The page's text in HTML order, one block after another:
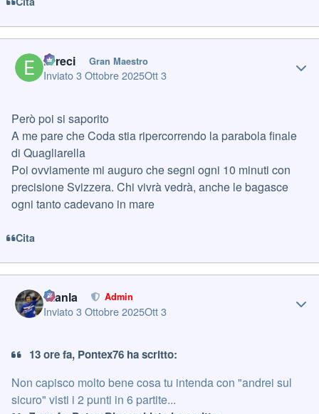
Erreci Gran Maestro
Inviato3 Ottobre 2025Ott 3
Però poi si saporito
A me pare che Coda stia ripercorrendo la parabola finale
di Quagliarella
Poi ovviamente mi auguro che segni ogni 10 minuti con
precisione Svizzera. Chi vivrà vedrà, anche le bagasce
ogni tanto cadevano in mare
Cita
Gianla Admin
Inviato3 Ottobre 2025Ott 3
13 ore fa, Pontex76 ha scritto:
Non capisco molto bene cosa tu intenda con "andrei sul
sicuro" visti i 2 punti in 6 partite...